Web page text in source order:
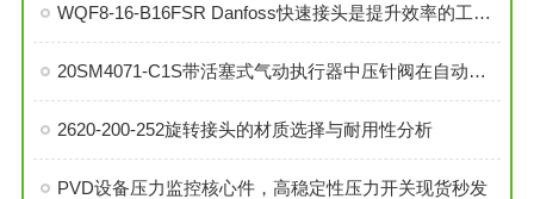
WQF8-16-B16FSR Danfoss快速接头是提升效率的工业连接解决方案
20SM4071-C1S带活塞式气动执行器中压针阀在自动化系统中的角色与功能
2620-200-252旋转接头的材质选择与耐用性分析
PVD设备压力监控核心件，高稳定性压力开关现货秒发